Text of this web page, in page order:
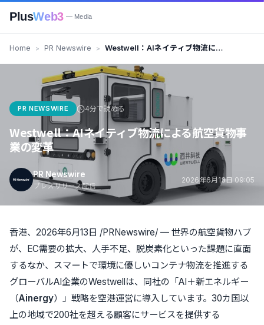
PlusWeb3 — Media
Home PR Newswire
Westwell：AIネイティブ物流に
PR NEWSWIRE 4分で読める
Westwell：AIネイティブ物流による航空貨物事
業の変革
PR Newswire
プレスリリース配信
2026年6月13日 09:05
香港、2026年6月13日 /PRNewswire/ — 世界の航空貨物ハブ
が、EC需要の拡大、人手不足、脱炭素化といった課題に直面
するなか、スマートで環境に優しいコンテナ物流を推進する
グローバルAI企業のWestwellは、同社の「AI＋新エネルギー
（Ainergy）」戦略を空港運営に導入しています。30カ国以
上の地域で200社を超える顧客にサービスを提供する